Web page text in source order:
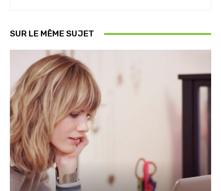
SUR LE MÊME SUJET